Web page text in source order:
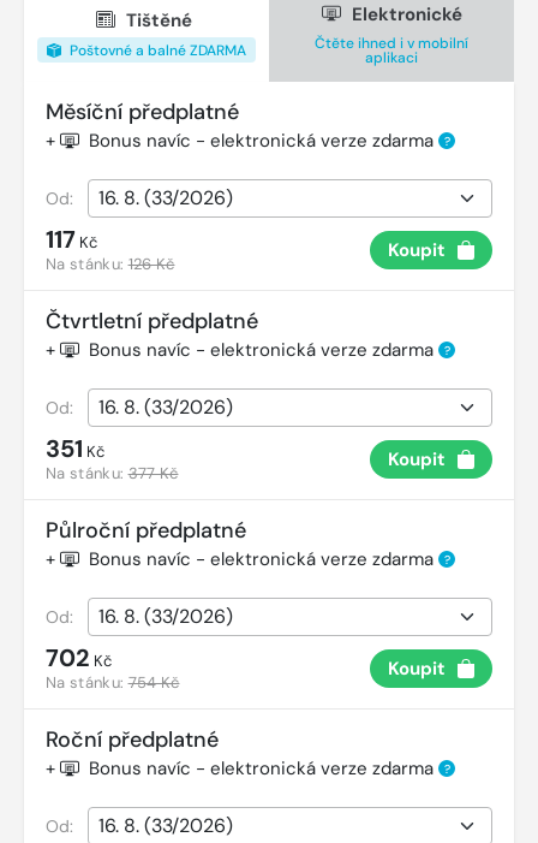
Tištěné
Poštovné a balné ZDARMA
Elektronické
Čtěte ihned i v mobilní
aplikaci
Měsíční předplatné
+ Bonus navíc - elektronická verze zdarma ?
Od:
117 Kč
Na stánku:126 Kč
Koupit
Čtvrtletní předplatné
+ Bonus navíc - elektronická verze zdarma ?
Od:
351 Kč
Na stánku:377 Kč
Koupit
Půlroční předplatné
+ Bonus navíc - elektronická verze zdarma ?
Od:
702 Kč
Na stánku:754 Kč
Koupit
Roční předplatné
+ Bonus navíc - elektronická verze zdarma ?
Od: